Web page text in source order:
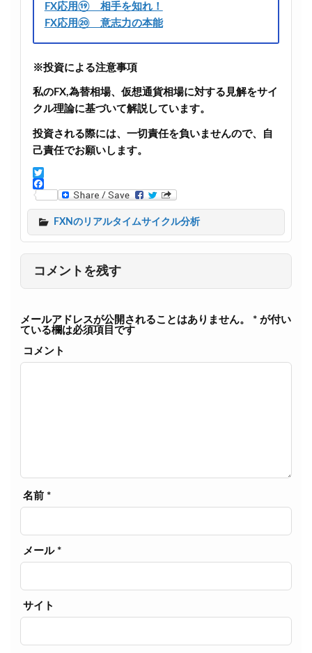
FX応用⑲ 相手を知れ！
FX応用⑳ 意志力の本能
※投資による注意事項
私のFX,為替相場、仮想通貨相場に対する見解をサイ
クル理論に基づいて解説しています。
投資される際には、一切責任を負いませんので、自
己責任でお願いします。
T
w
e
F
c
e
b
k
FXNのリアルタイムサイクル分析
コメントを残す
メールアドレスが公開されることはありません。 *が付い
ている欄は必須項目です
コメント
名前 *
メール *
サイト